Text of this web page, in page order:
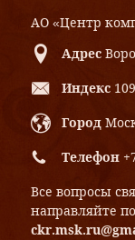
АО «Центр
Адрес
Индекс
Город
Телефон
Все вопросы
направляйте